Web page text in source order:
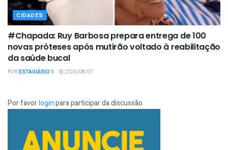
CIDADES
#Chapada: Ruy Barbosa prepara entrega de 100
novas próteses após mutirão voltado à reabilitação
da saúde bucal
PORESTAGIÁRIO 1 2026/08/07
Por favorloginpara participar da discussão